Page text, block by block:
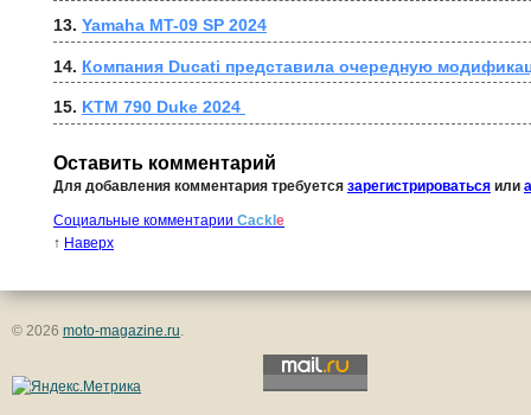
13. Yamaha MT-09 SP 2024
14. Компания Ducati представила очередную
15. KTM 790 Duke 2024
Оставить комментарий
Для добавления комментария требуется зарегистрироваться или
Социальные комментарии Cackl e
↑ Наверх
© 2026 moto-magazine.ru.